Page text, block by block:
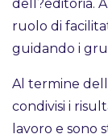
dell?editoria.
ruolo di
guidando i
Al termine
condivisi i
lavoro e sono